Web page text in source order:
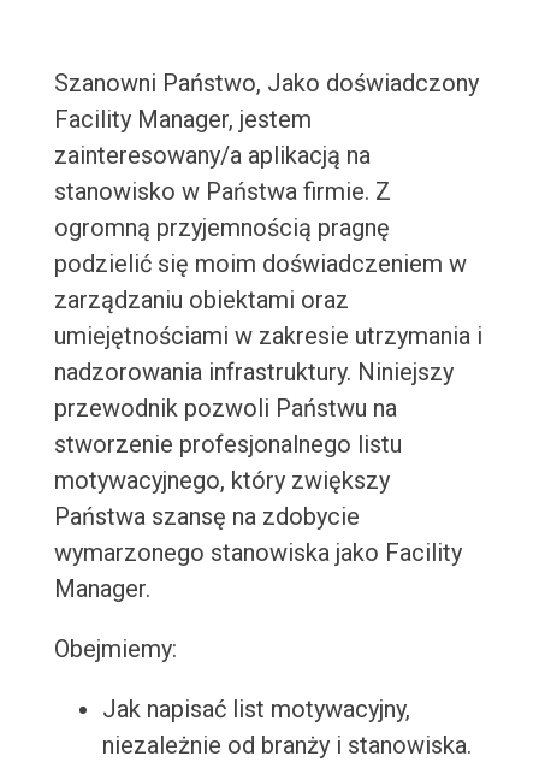
Szanowni Państwo, Jako doświadczony
Facility Manager, jestem
zainteresowany/a aplikacją na
stanowisko w Państwa firmie. Z
ogromną przyjemnością pragnę
podzielić się moim doświadczeniem w
zarządzaniu obiektami oraz
umiejętnościami w zakresie utrzymania i
nadzorowania infrastruktury. Niniejszy
przewodnik pozwoli Państwu na
stworzenie profesjonalnego listu
motywacyjnego, który zwiększy
Państwa szansę na zdobycie
wymarzonego stanowiska jako Facility
Manager.
Obejmiemy:
Jak napisać list motywacyjny,
niezależnie od branży i stanowiska.